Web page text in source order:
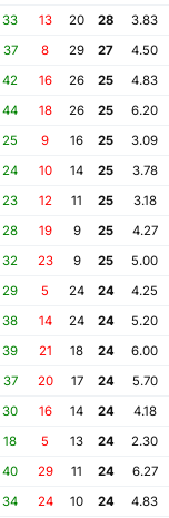
33 13 20 28
3.83
37 8 29 27
4.50
42 16 26 25
4.83
44 18 26 25
6.20
25 9 16 25
3.09
24 10 14 25
3.78
23 12 11 25
3.18
28 19 9 25
4.27
32 23 9 25
5.00
29 5 24 24
4.25
38 14 24 24
5.20
39 21 18 24
6.00
37 20 17 24
5.70
30 16 14 24
4.18
18 5 13 24
2.30
40 29 11 24
6.27
34 24 10 24
4.83